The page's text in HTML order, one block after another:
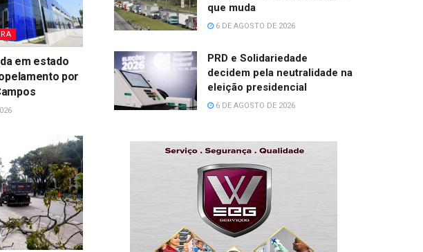
em estado
por
que muda
6 DE AGOSTO DE 2026
PRD e Solidariedade
decidem pela neutralidade na
eleição presidencial
6 DE AGOSTO DE 2026